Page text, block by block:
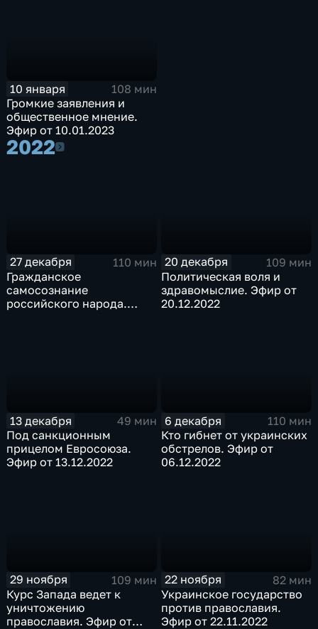
10 января
108 мин
Громкие заявления и
общественное мнение.
Эфир от 10.01.2023
20222022
27 декабря
110 мин
Гражданское
самосознание
российского народа.
20 декабря
109 мин
Политическая воля и
здравомыслие. Эфир от
20.12.2022
13 декабря
49 мин
Под санкционным
прицелом Евросоюза.
Эфир от 13.12.2022
6 декабря
110 мин
Кто гибнет от украинских
обстрелов. Эфир от
06.12.2022
29 ноября
109 мин
Курс Запада ведет к
уничтожению
православия. Эфир от
22 ноября
82 мин
Украинское государство
против православия.
Эфир от 22.11.2022